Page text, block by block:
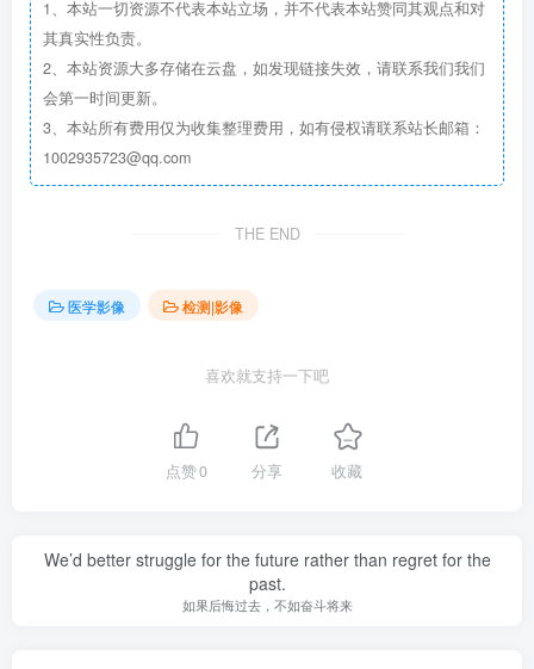
1、本站一切资源不代表本站立场，并不代表本站赞同其观点和对
其真实性负责。
2、本站资源大多存储在云盘，如发现链接失效，请联系我们我们
会第一时间更新。
3、本站所有费用仅为收集整理费用，如有侵权请联系站长邮箱：
1002935723@qq.com
THE END
医学影像 检测|影像
喜欢就支持一下吧
点赞0 分享 收藏
We’d better struggle for the future rather than regret for the
past.
如果后悔过去，不如奋斗将来